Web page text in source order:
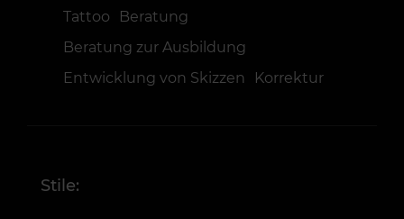
Tattoo
Beratung
Beratung zur Ausbildung
Entwicklung von Skizzen
Korrektur
Stile: